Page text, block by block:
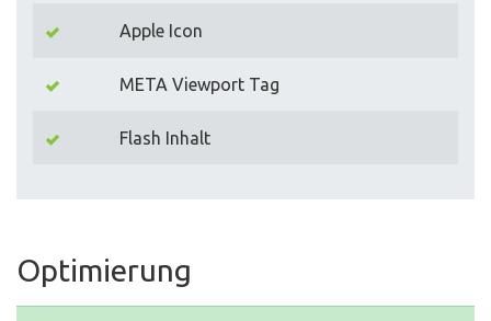
Apple Icon
META Viewport Tag
Flash Inhalt
Optimierung